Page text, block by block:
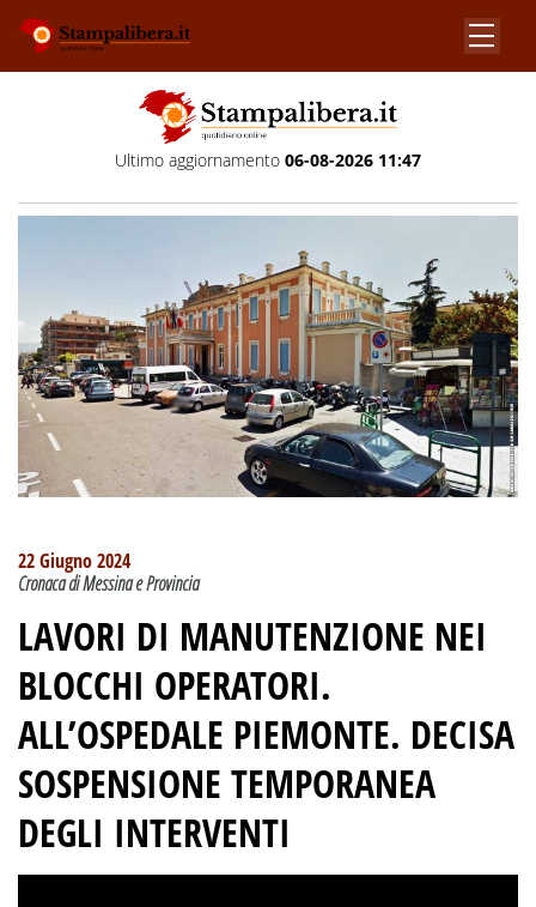
Ultimo aggiornamento 06-08-2026 11:47
22 Giugno 2024
Cronaca di Messina e Provincia
LAVORI DI MANUTENZIONE NEI
BLOCCHI OPERATORI.
ALL’OSPEDALE PIEMONTE. DECISA
SOSPENSIONE TEMPORANEA
DEGLI INTERVENTI